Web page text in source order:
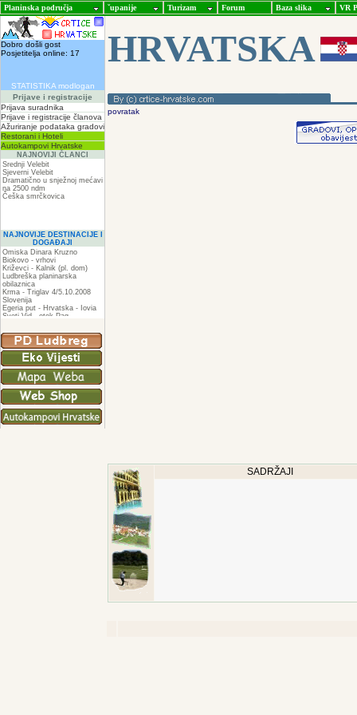
Planinska područja ˇupanije Turizam Forum Baza slika VR
Dobro došli gost
Posjetitelja online: 17
STATISTIKA modlogan
Prijave i registracije
Prijava suradnika
Prijave i registracije članova
Ažuriranje podataka gradovi
Restorani i Hoteli
Autokampovi Hrvatske
NAJNOVIJI ČLANCI
Srednji Velebit
Sjeverni Velebit
Dramatično u snježnoj mećavi
na 2500 ndm
Češka smrčkovica
NAJNOVIJE DESTINACIJE I
DOGAĐAJI
Omiska Dinara Kruzno
Biokovo - vrhovi
Križevci - Kalnik (pl. dom)
Ludbreška planinarska
obilaznica
Krma - Triglav 4/5.10.2008
Slovenija
Egeria put - Hrvatska - Iovia
Sveti Vid - otok Pag
ZIR
Podkilavac-Mudna dol-Hahlići-
Kolac-Podki
HRVATSKA
povratak
SADRŽAJI